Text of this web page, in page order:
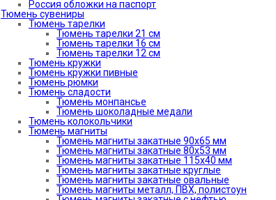
Россия обложки на паспорт
Тюмень сувениры
Тюмень тарелки
Тюмень тарелки 21 см
Тюмень тарелки 16 см
Тюмень тарелки 12 см
Тюмень кружки
Тюмень кружки пивные
Тюмень рюмки
Тюмень сладости
Тюмень монпансье
Тюмень шоколадные медали
Тюмень колокольчики
Тюмень магниты
Тюмень магниты закатные 90х65 мм
Тюмень магниты закатные 80х53 мм
Тюмень магниты закатные 115х40 мм
Тюмень магниты закатные круглые
Тюмень магниты закатные овальные
Тюмень магниты металл, ПВХ, полистоун